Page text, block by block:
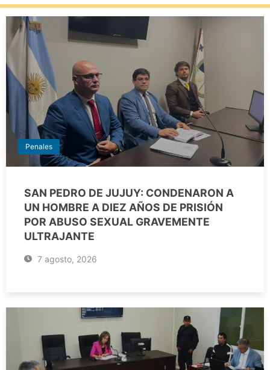
Penales
SAN PEDRO DE JUJUY: CONDENARON A
UN HOMBRE A DIEZ AÑOS DE PRISIÓN
POR ABUSO SEXUAL GRAVEMENTE
ULTRAJANTE
7 agosto, 2026